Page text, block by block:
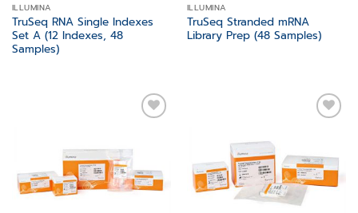
ILLUMINA
TruSeq RNA Single Indexes
Set A (12 Indexes, 48
Samples)
ILLUMINA
TruSeq Stranded mRNA
Library Prep (48 Samples)